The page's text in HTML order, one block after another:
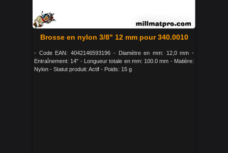
Brosse en nylon 3/8" 12 mm pour 340.0010
- Code EAN: 4042146593196 - Diamètre en mm: 12,0 mm -
Entraînement: 14" - Longueur totale en mm: 100.0 mm - Matière:
Nylon - Statut produit: Actif - Poids: 15 g